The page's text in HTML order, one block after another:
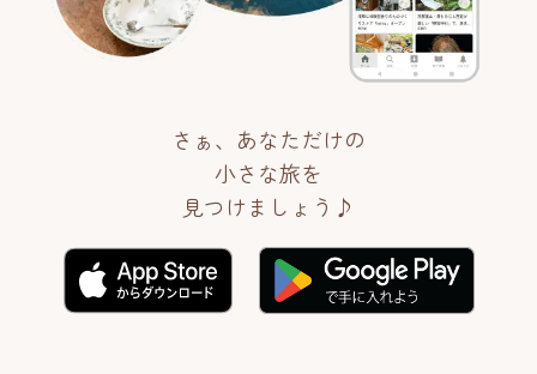
さぁ、あなただけの
小さな旅を
見つけましょう♪